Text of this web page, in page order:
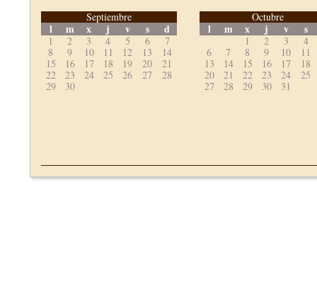
Septiembre
l m x j v s d
1 2 3 4 5 6
7
8
9 10 11 12 13
14
15
16 17 18 19 20
21
22
23 24 25 26 27
28
29
30
Octubre
l m x j v s
1 2 3
4
6
7 8 9 10
11
13
14 15 16 17
18
20
21 22 23 24
25
27
28 29 30 31